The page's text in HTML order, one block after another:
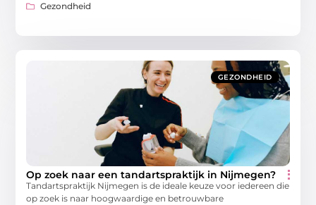
Gezondheid
GEZONDHEID
Op zoek naar een tandartspraktijk in Nijmegen?
Tandartspraktijk Nijmegen is de ideale keuze voor iedereen die
op zoek is naar hoogwaardige en betrouwbare